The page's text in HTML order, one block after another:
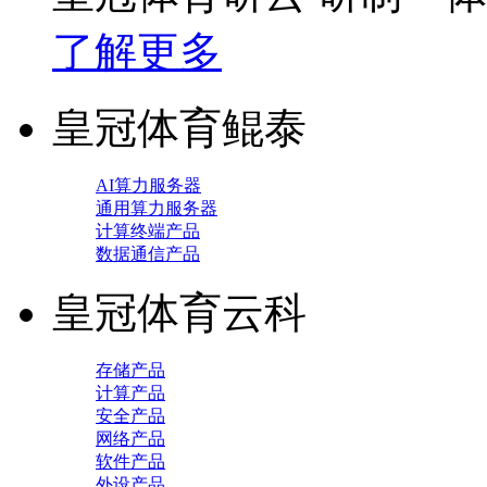
了解更多
皇冠体育鲲泰
AI算力服务器
通用算力服务器
计算终端产品
数据通信产品
皇冠体育云科
存储产品
计算产品
安全产品
网络产品
软件产品